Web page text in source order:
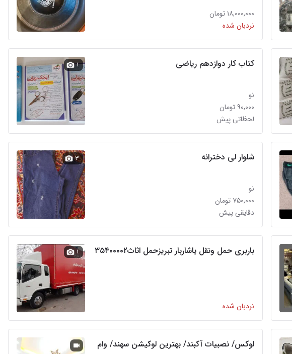
۱۸,۰۰۰,۰۰۰ تومان
نردبان شده
کتاب کار دوازدهم ریاضی
نو
۹۰,۰۰۰ تومان
لحظاتی پیش
۱
شلوار لی دخترانه
نو
۷۵۰,۰۰۰ تومان
دقایقی پیش
۳
باربری حمل ونقل یاشاربار تبریزحمل اثاث۳۵۴۰۰۰۰۲
نردبان شده
۱
لوکس/ نصبیات آکبند/ بهترین لوکیشن سهند/ وام